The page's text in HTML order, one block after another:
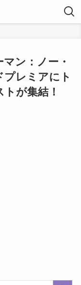
ン：ノー・
プレミアにト
が集結！